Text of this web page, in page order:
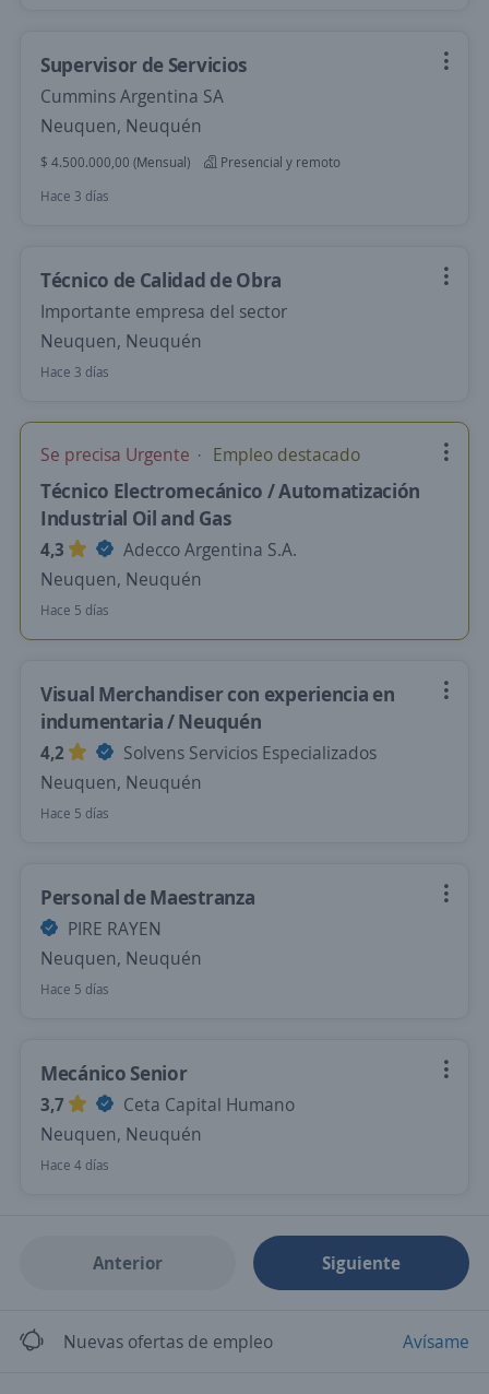
Supervisor de Servicios
Cummins Argentina SA
Neuquen, Neuquén
$ 4.500.000,00 (Mensual)
Presencial y remoto
Hace 3 días
Técnico de Calidad de Obra
Importante empresa del sector
Neuquen, Neuquén
Hace 3 días
Se precisa Urgente Empleo destacado
Técnico Electromecánico / Automatización
Industrial Oil and Gas
4,3
Adecco Argentina S.A.
Neuquen, Neuquén
Hace 5 días
Visual Merchandiser con experiencia en
indumentaria / Neuquén
4,2
Solvens Servicios Especializados
Neuquen, Neuquén
Hace 5 días
Personal de Maestranza
PIRE RAYEN
Neuquen, Neuquén
Hace 5 días
Mecánico Senior
3,7
Ceta Capital Humano
Neuquen, Neuquén
Hace 4 días
Anterior Siguiente
Nuevas ofertas de empleo Avísame